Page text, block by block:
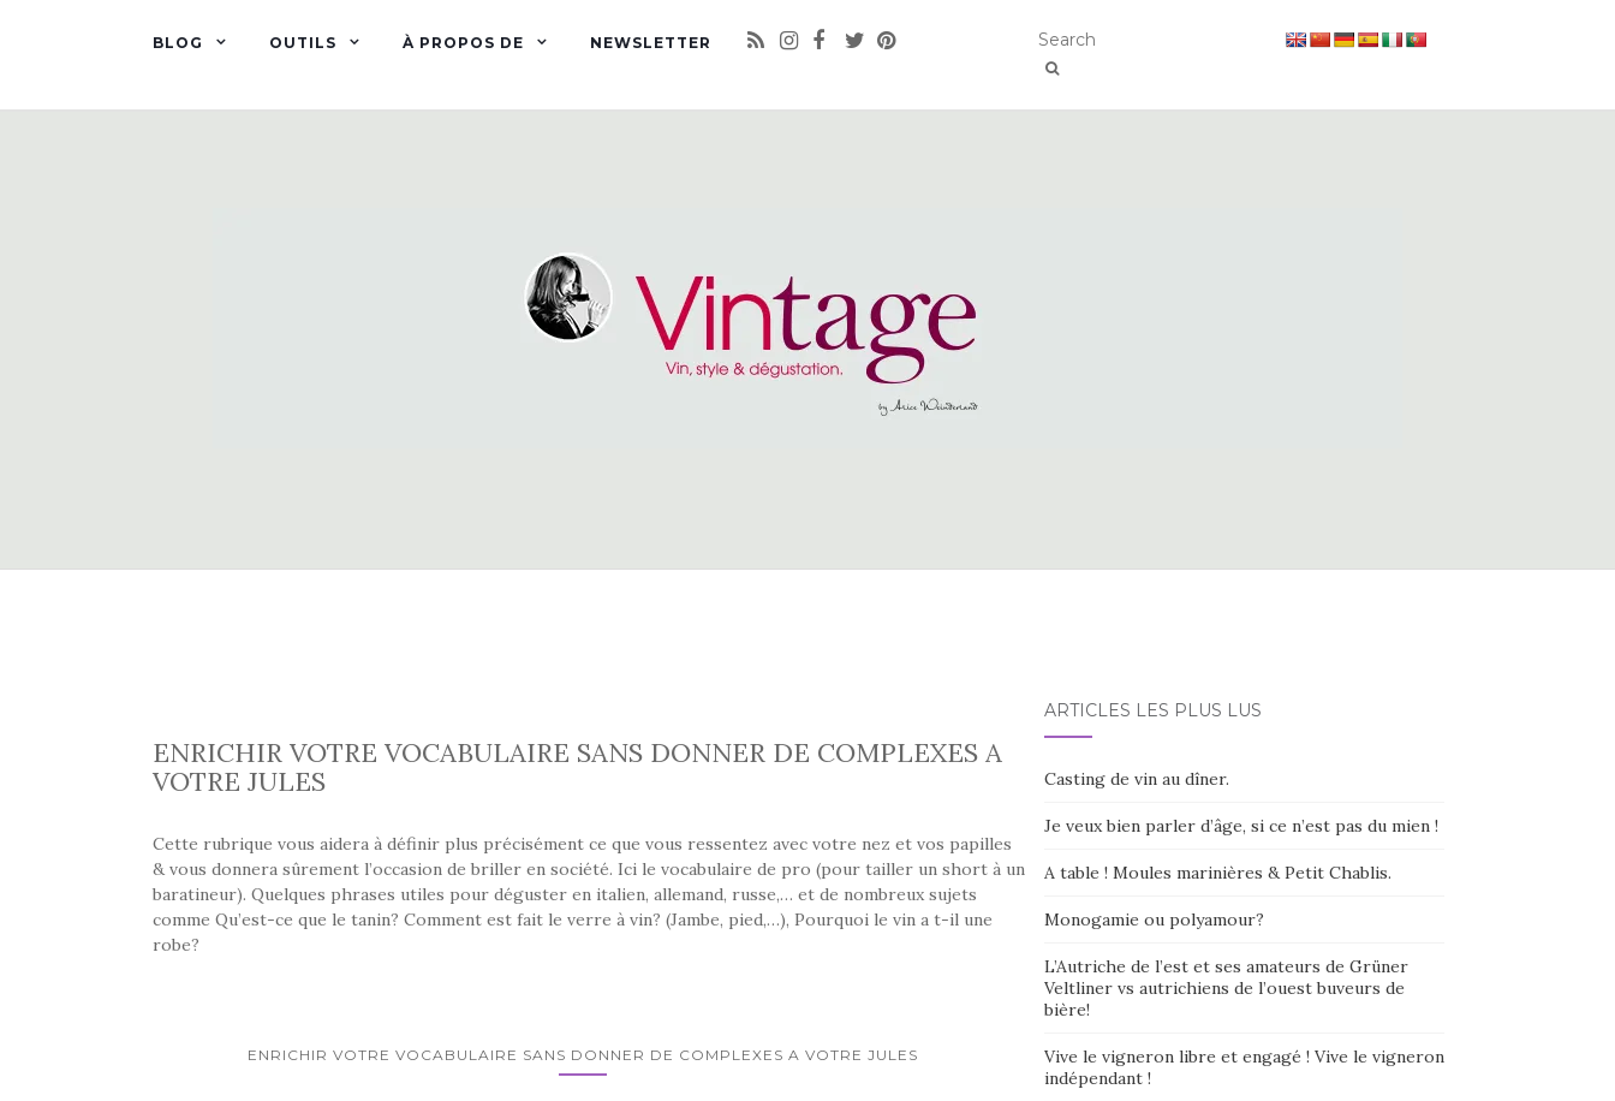
BLOG OUTILS À PROPOS DE NEWSLETTER
ENRICHIR VOTRE VOCABULAIRE SANS DONNER DE COMPLEXES A
VOTRE JULES
Cette rubrique vous aidera à définir plus précisément ce que vous ressentez avec votre nez et vos papilles
& vous donnera sûrement l’occasion de briller en société. Ici le vocabulaire de pro (pour tailler un short à un
baratineur). Quelques phrases utiles pour déguster en italien, allemand, russe,… et de nombreux sujets
comme Qu’est-ce que le tanin? Comment est fait le verre à vin? (Jambe, pied,…), Pourquoi le vin a t-il une
robe?
ENRICHIR VOTRE VOCABULAIRE SANS DONNER DE COMPLEXES A VOTRE JULES
ARTICLES LES PLUS LUS
Casting de vin au dîner.
Je veux bien parler d’âge, si ce n’est pas du mien !
A table ! Moules marinières & Petit Chablis.
Monogamie ou polyamour?
L’Autriche de l’est et ses amateurs de Grüner
Veltliner vs autrichiens de l’ouest buveurs de
bière!
Vive le vigneron libre et engagé ! Vive le vigneron
indépendant !